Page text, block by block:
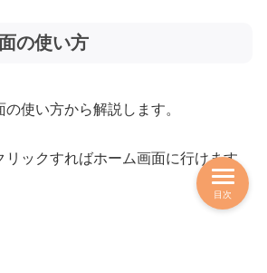
の使い方
使い方から解説します。
リックすればホーム画面に行けます
目次